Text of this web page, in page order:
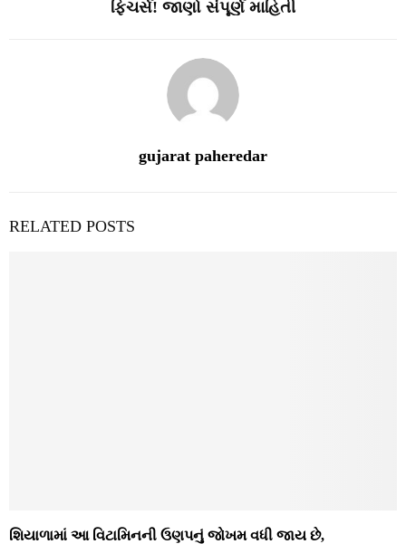
ફિચર્સ! જાણો સંપૂર્ણ માહિતી
gujarat paheredar
RELATED POSTS
શિયાળામાં આ વિટામિનની ઉણપનું જોખમ વધી જાય છે,